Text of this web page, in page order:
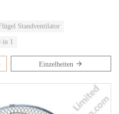
Standventilator
in 1
Einzelheiten